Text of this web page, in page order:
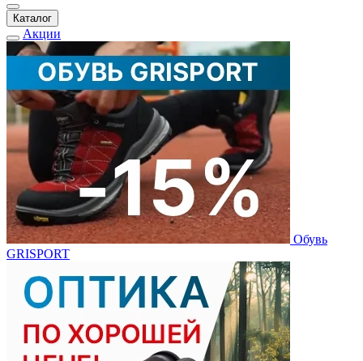
Каталог
Акции
Обувь
GRISPORT